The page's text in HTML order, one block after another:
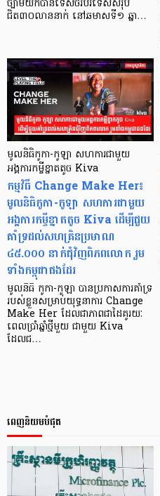
ច្បាមយកបានទេសចរបរទេសសរុប
ជិត៣០លាននាក់ នៅឆមាសទី១ ឆ្នា…
មូលនិធិកូកា-កូឡា សហការជាមួយ
អង្គការកម្ចីខ្នាតតូច Kiva
កម្មវិធី Change Make Her៖
មូលនិធិកូកា-កូឡា សហការជាមួយ
អង្គការកម្ចីខ្នាតតូច Kiva ដើម្បីជួយ
គាំទ្រដល់សហគ្រិនប្រមាណ
៤៥.០០០ នាក់ជុំវិញពិភពលោក រួម
ទាំងកម្ពុជាផងដែរ
មូលនិធិ កូកា-កូឡា បានប្រកាសការគាំទ្រ
របស់ខ្លួនសម្រាប់យុទ្ធនាការ Change
Make Her ដែលជាភាពជាដៃគូរយៈ
ពេលប្រាំឆ្នាំថ្មីមួយ ជាមួយ Kiva
ដែលជ…
ពេញនិយមបំផុត